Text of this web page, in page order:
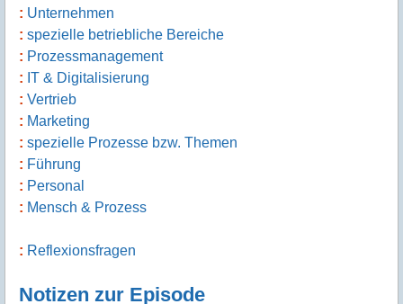
Unternehmen
spezielle betriebliche Bereiche
Prozessmanagement
IT & Digitalisierung
Vertrieb
Marketing
spezielle Prozesse bzw. Themen
Führung
Personal
Mensch & Prozess
Reflexionsfragen
Notizen zur Episode